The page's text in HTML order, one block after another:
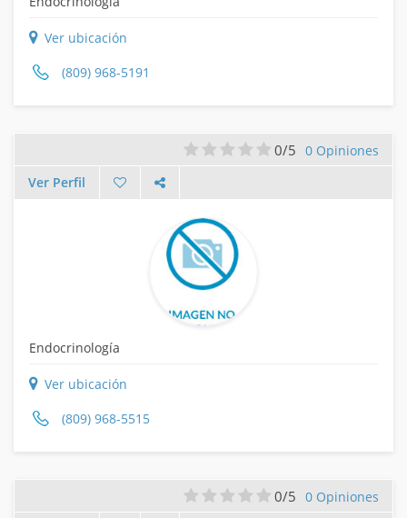
Ver ubicación
(809) 968-5191
0/5 0 Opiniones
Ver Perfil
Endocrinología
Ver ubicación
(809) 968-5515
0/5 0 Opiniones